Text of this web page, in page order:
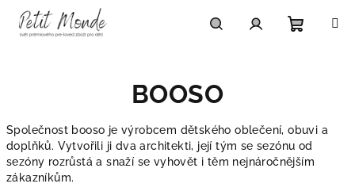
obsah
BOOSO
Společnost booso je výrobcem dětského oblečení, obuvi a
doplňků. Vytvořili ji dva architekti, její tým se sezónu od
sezóny rozrůstá a snaží se vyhovět i těm nejnáročnějším
zákazníkům.